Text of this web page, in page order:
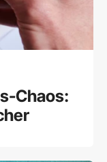
Chaos: